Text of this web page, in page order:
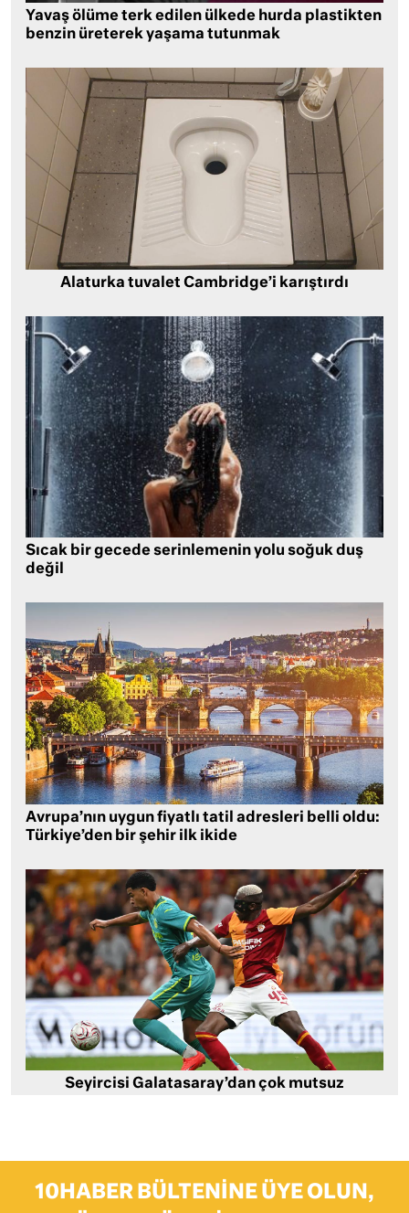
Yavaş ölüme terk edilen ülkede hurda plastikten
benzin üreterek yaşama tutunmak
Alaturka tuvalet Cambridge’i karıştırdı
Sıcak bir gecede serinlemenin yolu soğuk duş
değil
Avrupa’nın uygun fiyatlı tatil adresleri belli oldu:
Türkiye’den bir şehir ilk ikide
Seyircisi Galatasaray’dan çok mutsuz
10HABER BÜLTENINE ÜYE OLUN,